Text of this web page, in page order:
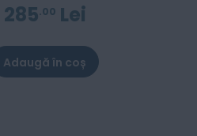
285 00 Lei
Adaugă în coș